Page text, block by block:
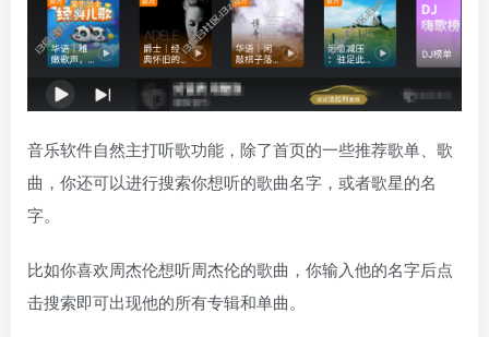
音乐软件自然主打听歌功能，除了首页的一些推荐歌单、歌
曲，你还可以进行搜索你想听的歌曲名字，或者歌星的名
字。
比如你喜欢周杰伦想听周杰伦的歌曲，你输入他的名字后点
击搜索即可出现他的所有专辑和单曲。